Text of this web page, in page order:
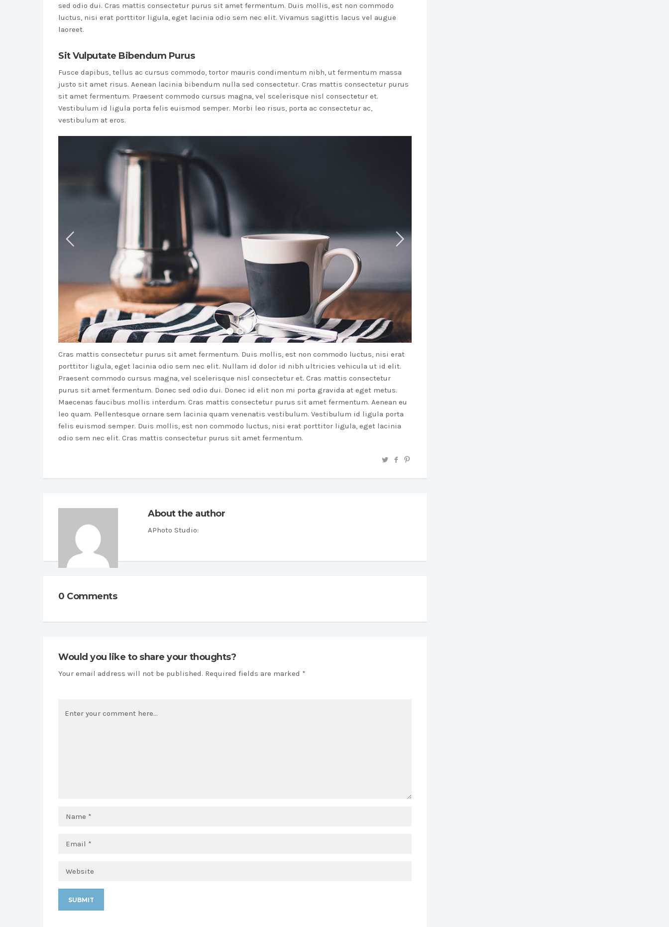
sed odio dui. Cras mattis consectetur purus sit amet fermentum. Duis mollis, est non commodo
luctus, nisi erat porttitor ligula, eget lacinia odio sem nec elit. Vivamus sagittis lacus vel augue
laoreet.
Sit Vulputate Bibendum Purus
Fusce dapibus, tellus ac cursus commodo, tortor mauris condimentum nibh, ut fermentum massa
justo sit amet risus. Aenean lacinia bibendum nulla sed consectetur. Cras mattis consectetur purus
sit amet fermentum. Praesent commodo cursus magna, vel scelerisque nisl consectetur et.
Vestibulum id ligula porta felis euismod semper. Morbi leo risus, porta ac consectetur ac,
vestibulum at eros.
Cras mattis consectetur purus sit amet fermentum. Duis mollis, est non commodo luctus, nisi erat
porttitor ligula, eget lacinia odio sem nec elit. Nullam id dolor id nibh ultricies vehicula ut id elit.
Praesent commodo cursus magna, vel scelerisque nisl consectetur et. Cras mattis consectetur
purus sit amet fermentum. Donec sed odio dui. Donec id elit non mi porta gravida at eget metus.
Maecenas faucibus mollis interdum. Cras mattis consectetur purus sit amet fermentum. Aenean eu
leo quam. Pellentesque ornare sem lacinia quam venenatis vestibulum. Vestibulum id ligula porta
felis euismod semper. Duis mollis, est non commodo luctus, nisi erat porttitor ligula, eget lacinia
odio sem nec elit. Cras mattis consectetur purus sit amet fermentum.
About the author
APhoto Studio:
0 Comments
Would you like to share your thoughts?
Your email address will not be published. Required fields are marked *